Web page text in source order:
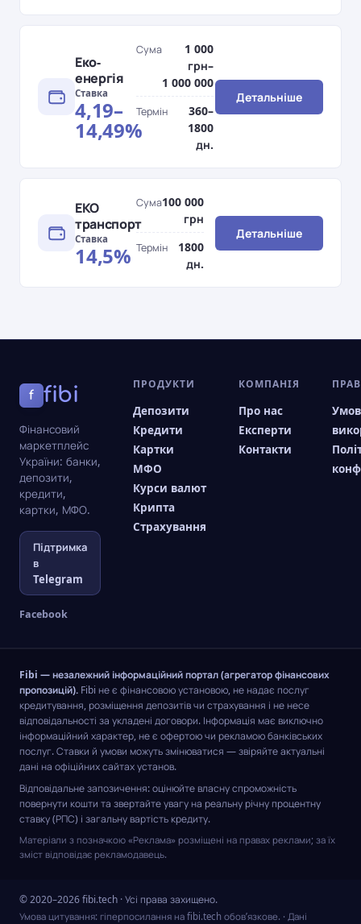
Еко-
енергія
Ставка
4,19–
14,49%
Сума
1 000
грн–
1 000 000
Термін
360–
1800
дн.
Детальніше
ЕКО
транспорт
Ставка
14,5%
Сума100 000
грн
Термін
1800
дн.
Детальніше
f fibi
Фінансовий
маркетплейс
України: банки,
депозити,
кредити,
картки, МФО.
Підтримка
в
Telegram
Facebook
ПРОДУКТИ
Депозити
Кредити
Картки
МФО
Курси валют
Крипта
Страхування
КОМПАНІЯ
Про нас
Експерти
Контакти
Fibi — незалежний інформаційний портал (агрегатор фінансових
пропозицій). Fibi не є фінансовою установою, не надає послуг
кредитування, розміщення депозитів чи страхування і не несе
відповідальності за укладені договори. Інформація має виключно
інформаційний характер, не є офертою чи рекламою банківських
послуг. Ставки й умови можуть змінюватися — звіряйте актуальні
дані на офіційних сайтах установ.
Відповідальне запозичення: оцінюйте власну спроможність
повернути кошти та звертайте увагу на реальну річну процентну
ставку (РПС) і загальну вартість кредиту.
Матеріали з позначкою «Реклама» розміщені на правах реклами; за їх
зміст відповідає рекламодавець.
© 2020–2026 fibi.tech · Усі права захищено.
Умова цитування: гіперпосилання на fibi.tech обов’язкове. · Дані